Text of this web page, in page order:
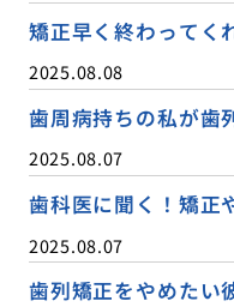
矯正早く終わってく
2025.08.08
歯周病持ちの私が歯
2025.08.07
歯科医に聞く！矯正
2025.08.07
歯列矯正をやめたい